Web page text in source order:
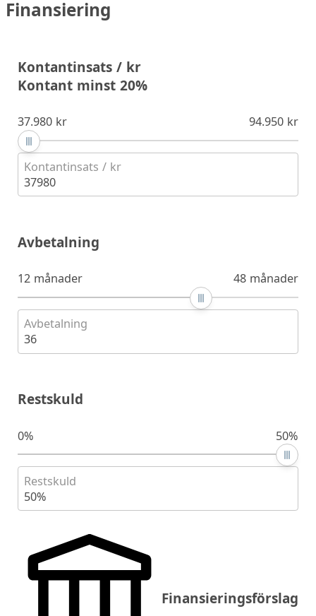
Finansiering
Kontantinsats / kr
Kontant minst 20%
37.980 kr 94.950 kr
Kontantinsats / kr
37980
Avbetalning
12 månader 48 månader
Avbetalning
36
Restskuld
0% 50%
Restskuld
50%
Finansieringsförslag